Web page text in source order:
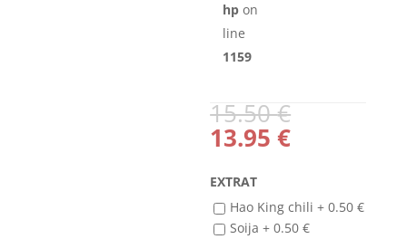
hp on
line
1159
15.50€
13.95€Nykyinen
13.95 €.
EXTRAT
Hao King chili +0.50€
Soija +0.50€